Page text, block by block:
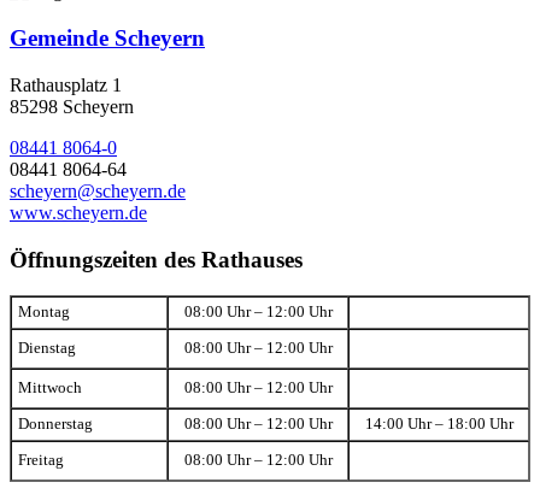
Gemeinde Scheyern
Rathausplatz 1
85298 Scheyern
08441 8064-0
08441 8064-64
scheyern@scheyern.de
www.scheyern.de
Öffnungszeiten des Rathauses
Montag 08:00 Uhr – 12:00 Uhr
Dienstag 08:00 Uhr – 12:00 Uhr
Mittwoch 08:00 Uhr – 12:00 Uhr
Donnerstag 08:00 Uhr – 12:00 Uhr 14:00 Uhr – 18:00 Uhr
Freitag 08:00 Uhr – 12:00 Uhr